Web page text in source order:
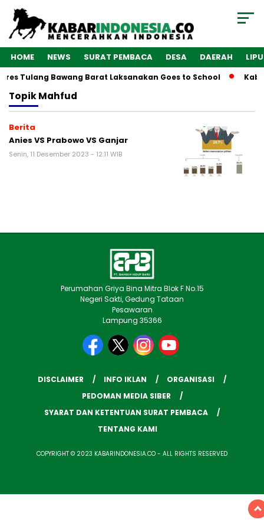
HOME NEWS SURAT PEMBACA DESA DAERAH
Tulang Bawang Barat Laksanakan Goes to School
TopikMahfud
Berita
Anies VS Prabowo VS Ganjar
Senin, 11 Desember 2023 - 12:11 WIB
Perumahan Griya Bina Mitra Blok F No.15
Negeri Sakti, Gedung Tataan
Pesawaran
Lampung 35366
DISCLAIMER INFO IKLAN
ORGANISASI
PEDOMAN MEDIA SIBER
SYARAT DAN KETENTUAN SURAT PEMBACA
TENTANG KAMI
COPYRIGHT © 2023 KABARINDONESIA.CO - ALL RIGHTS RESERVED